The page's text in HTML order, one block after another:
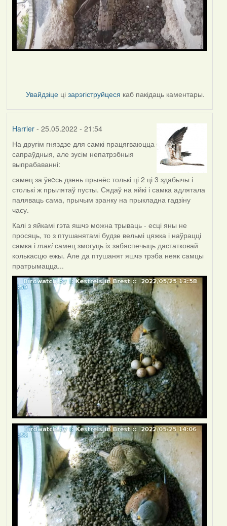
Увайдзіце цізарэгіструйцеся каб пакідаць каментары.
Harrier- 25.05.2022 - 21:54
На другім гняздзе для самкі працягваюцца
сапраўдныя, але зусім непатрэбныя
выпрабаванні:
самец за ўвeсь дзень прынёс толькі ці 2 ці 3 здабычы і
столькі ж прылятаў пусты. Сядаў на яйкі і самка адлятала
паляваць сама, прычым зранку на прыкладна гадзіну
часу.
Калі з яйкамі гэта яшчэ можна трываць - есці яны не
просяць, то з птушанятамі будзе вельмі цяжка і наўрацці
самка і такісамец змогуць іх забяспечыць дастатковай
колькасцю ежы. Але да птушанят яшчэ трэба неяк самцы
пратрымацца...